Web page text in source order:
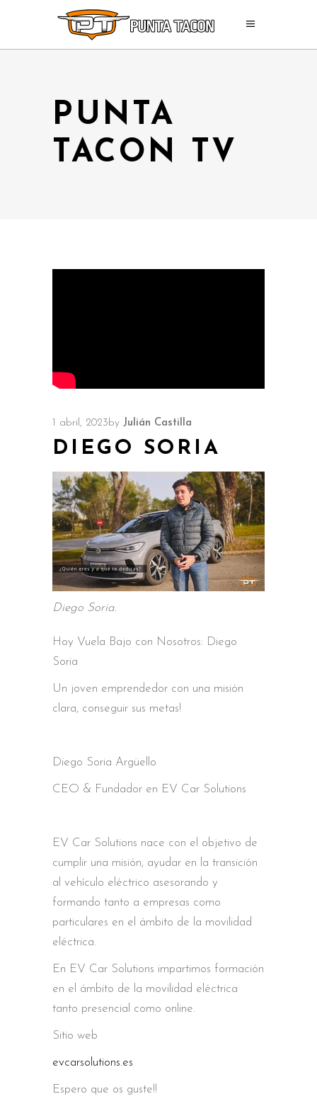
PUNTA
TACON TV
1 abril, 2023 by Julián Castilla
DIEGO SORIA
Diego Soria.
Hoy Vuela Bajo con Nosotros: Diego
Soria
Un joven emprendedor con una misión
clara, conseguir sus metas!
Diego Soria Argüello
CEO & Fundador en EV Car Solutions
EV Car Solutions nace con el objetivo de
cumplir una misión, ayudar en la transición
al vehículo eléctrico asesorando y
formando tanto a empresas como
particulares en el ámbito de la movilidad
eléctrica.
En EV Car Solutions impartimos formación
en el ámbito de la movilidad eléctrica
tanto presencial como online.
Sitio web
evcarsolutions.es
Espero que os guste!!